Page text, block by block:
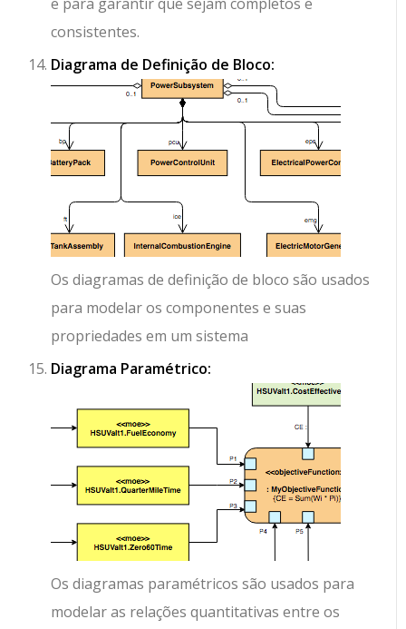
consistentes.
Diagrama de Definição de Bloco:
Os diagramas de definição de bloco são usados
para modelar os componentes e suas
propriedades em um sistema
Diagrama Paramétrico:
Os diagramas paramétricos são usados para
modelar as relações quantitativas entre os